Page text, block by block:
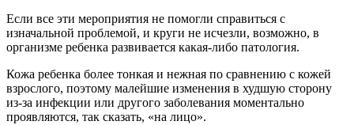
Если все эти мероприятия не помогли справиться с
изначальной проблемой, и круги не исчезли, возможно, в
организме ребенка развивается какая-либо патология.
Кожа ребенка более тонкая и нежная по сравнению с кожей
взрослого, поэтому малейшие изменения в худшую сторону
из-за инфекции или другого заболевания моментально
проявляются, так сказать, «на лицо».